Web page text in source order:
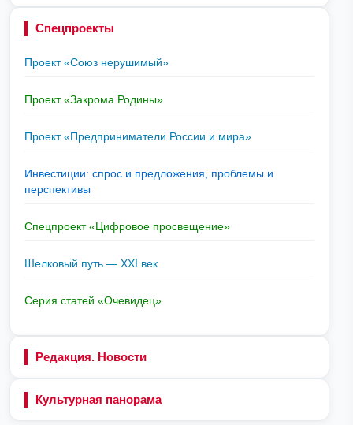
Спецпроекты
Проект «Союз нерушимый»
Проект «Закрома Родины»
Проект «Предприниматели России и мира»
Инвестиции: спрос и предложения, проблемы и
перспективы
Спецпроект «Цифровое просвещение»
Шелковый путь — XXI век
Серия статей «Очевидец»
Редакция. Новости
Культурная панорама